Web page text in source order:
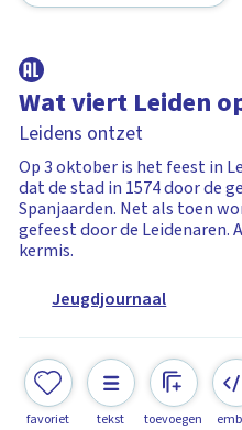
Wat viert Leiden
Leidens ontzet
Op 3 oktober is het feest in
dat de stad in 1574 door de
Spanjaarden. Net als toen
gefeest door de Leidenaren.
kermis.
Jeugdjournaal
favoriet tekst toevoegen